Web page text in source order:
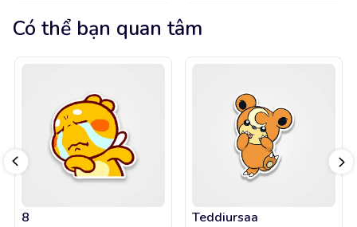
Có thể bạn quan tâm
8 Teddiursaa